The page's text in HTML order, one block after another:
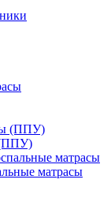
(ППУ)
матрасы
матрасы